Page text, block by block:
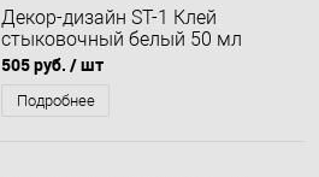
Декор-дизайн ST-1 Клей
стыковочный белый 50 мл
505 руб. / шт
Подробнее